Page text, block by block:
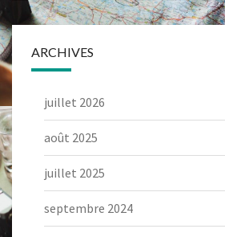
ARCHIVES
juillet 2026
août 2025
juillet 2025
septembre 2024